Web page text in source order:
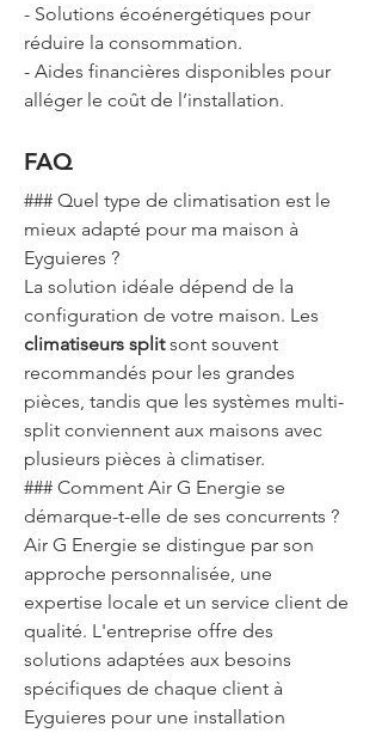
- Solutions écoénergétiques pour
réduire la consommation.
- Aides financières disponibles pour
alléger le coût de l’installation.
FAQ
### Quel type de climatisation est le
mieux adapté pour ma maison à
Eyguieres ?
La solution idéale dépend de la
configuration de votre maison. Les
climatiseurs split sont souvent
recommandés pour les grandes
pièces, tandis que les systèmes multi-
split conviennent aux maisons avec
plusieurs pièces à climatiser.
### Comment Air G Energie se
démarque-t-elle de ses concurrents ?
Air G Energie se distingue par son
approche personnalisée, une
expertise locale et un service client de
qualité. L'entreprise offre des
solutions adaptées aux besoins
spécifiques de chaque client à
Eyguieres pour une installation